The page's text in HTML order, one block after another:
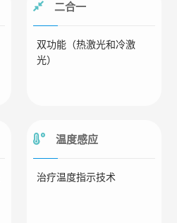
二合一
双功能（热激光和冷激
光）
温度感应
治疗温度指示技术